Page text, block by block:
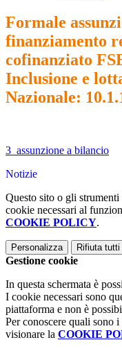
Formale
finanziamento
cofinanziato
Inclusione e
Nazionale:
3_assunzione a bilancio
Notizie
Questo sito o gli
cookie necessari al
COOKIE POLICY.
Personalizza Rifiuta tutti
Gestione cookie
In questa schermata è
I cookie necessari sono
piattaforma e non è
Per conoscere quali sono
visionare la COOKIE